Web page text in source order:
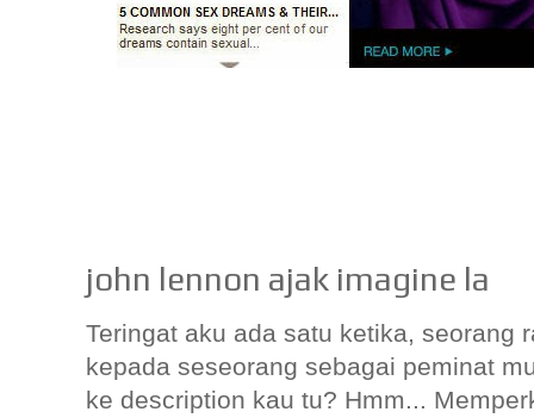
john lennon ajak imagine la
Teringat aku ada satu ketika, seorang
kepada seseorang sebagai peminat
ke description kau tu? Hmm...